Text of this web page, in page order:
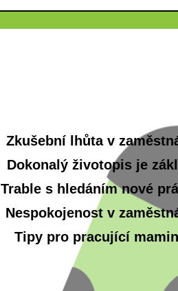
Zkušební lhůta v
Dokonalý životopis je
Trable s hledáním nové
Nespokojenost v
Tipy pro pracující